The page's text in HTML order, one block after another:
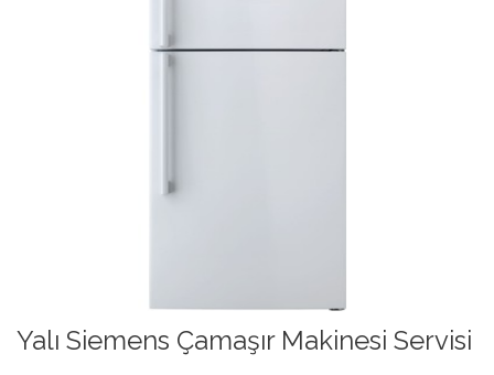
Yalı Siemens Çamaşır Makinesi Servisi